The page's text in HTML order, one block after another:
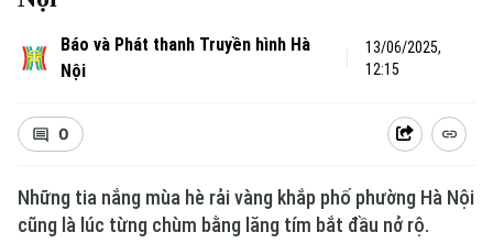
Báo và Phát thanh Truyền hình Hà
Nội
13/06/2025,
12:15
0
Những tia nắng mùa hè rải vàng khắp phố phường Hà Nội
cũng là lúc từng chùm bằng lăng tím bắt đầu nở rộ.